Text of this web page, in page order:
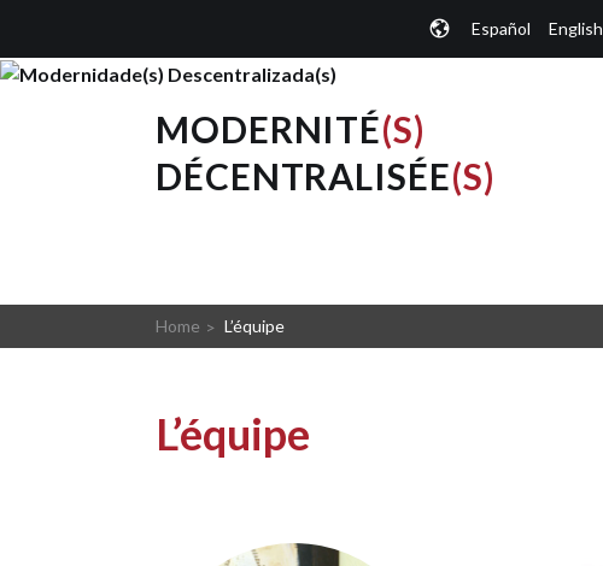
contenu
Español English
MODERNITÉ(S)
DÉCENTRALISÉE(S)
Home L’équipe
L’équipe